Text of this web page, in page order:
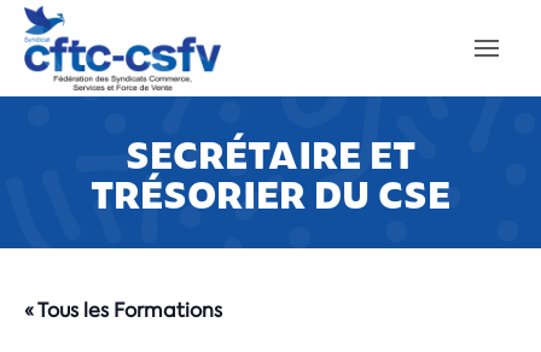
SECRÉTAIRE ET
TRÉSORIER DU CSE
« Tous les Formations